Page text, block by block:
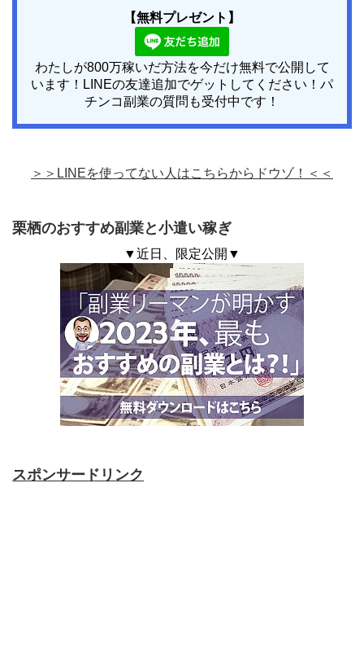
【無料プレゼント】
わたしが800万稼いだ方法を今だけ無料で公開して
います！LINEの友達追加でゲットしてください！パ
チンコ副業の質問も受付中です！
＞＞LINEを使ってない人はこちらからドウゾ！＜＜
栗栖のおすすめ副業と小遣い稼ぎ
▼近日、限定公開▼
スポンサードリンク